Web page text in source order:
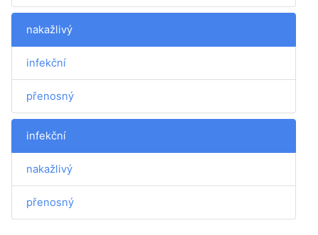
nakažlivý
infekční
přenosný
infekční
nakažlivý
přenosný